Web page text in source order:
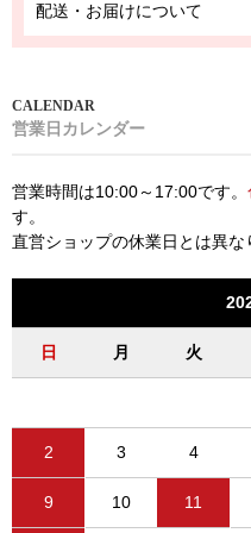
配送・お届けについて
営業日カレンダー
営業時間は10:00～17:00です。
す。
直営ショップの休業日とは異な
日 月 火
2 3 4
9 10 11